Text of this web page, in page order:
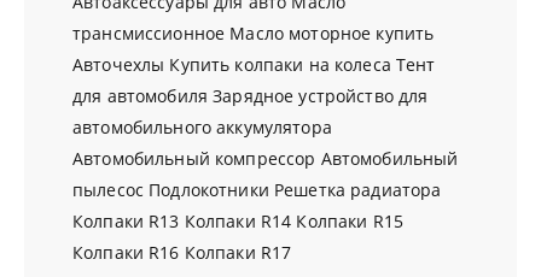
трансмиссионное Масло моторное купить
Авточехлы Купить колпаки на колеса Тент
для автомобиля Зарядное устройство для
автомобильного аккумулятора
Автомобильный компрессор Автомобильный
пылесос Подлокотники Решетка радиатора
Колпаки R13 Колпаки R14 Колпаки R15
Колпаки R16 Колпаки R17